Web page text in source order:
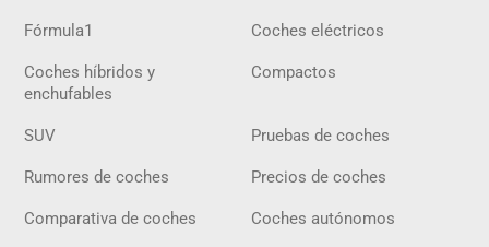
Fórmula1 Coches eléctricos
Coches híbridos y
enchufables
Compactos
SUV Pruebas de coches
Rumores de coches Precios de coches
Comparativa de coches Coches autónomos